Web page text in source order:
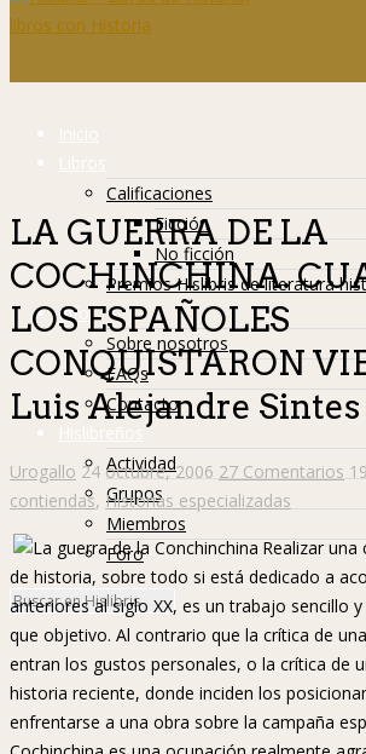
Inicio
Libros
Calificaciones
Ficción
No ficción
Premios Hislibris de literatura
Info
Sobre nosotros
FAQs
Contacto
Hislibreños
Actividad
Grupos
Miembros
Foro
LA GUERRA DE LA
COCHINCHINA.
LOS ESPAÑOLES
CONQUISTARON
Luis Alejandre Sintes
Urogallo 24 octubre, 2006 27 Comentarios
contiendas, Historias especializadas
Realizar
de historia, sobre todo si está dedicado a
anteriores al siglo XX, es un trabajo sencillo
que objetivo. Al contrario que la crítica de
entran los gustos personales, o la crítica de
historia reciente, donde inciden los
enfrentarse a una obra sobre la campaña